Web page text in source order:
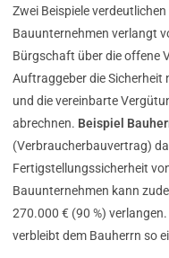
Zwei Beispiele
Bauunternehmen verlangt
Bürgschaft über die offene
Auftraggeber die Sicherheit
und die vereinbarte
abrechnen. Beispiel
(Verbraucherbauvertrag)
Fertigstellungssicherheit
Bauunternehmen kann
270.000 € (90 %)
verbleibt dem Bauherrn so